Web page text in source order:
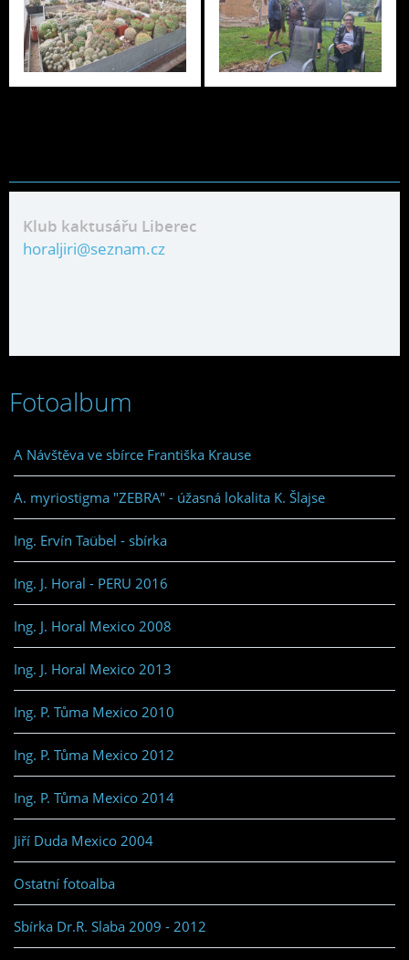
Klub kaktusářu Liberec
horaljiri@seznam.cz
Fotoalbum
A Návštěva ve sbírce Františka Krause
A. myriostigma "ZEBRA" - úžasná lokalita K. Šlajse
Ing. Ervín Taübel - sbírka
Ing. J. Horal - PERU 2016
Ing. J. Horal Mexico 2008
Ing. J. Horal Mexico 2013
Ing. P. Tůma Mexico 2010
Ing. P. Tůma Mexico 2012
Ing. P. Tůma Mexico 2014
Jiří Duda Mexico 2004
Ostatní fotoalba
Sbírka Dr.R. Slaba 2009 - 2012